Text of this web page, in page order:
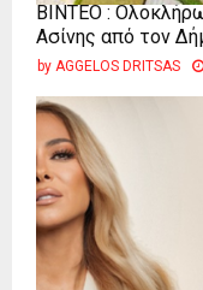
ΒΙΝΤΕΟ :
Ασίνης από τον
by AGGELOS DRITSAS